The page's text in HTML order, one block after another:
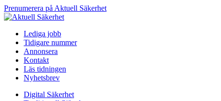
Prenumerera på Aktuell Säkerhet
Lediga jobb
Tidigare nummer
Annonsera
Kontakt
Läs tidningen
Nyhetsbrev
Digital Säkerhet